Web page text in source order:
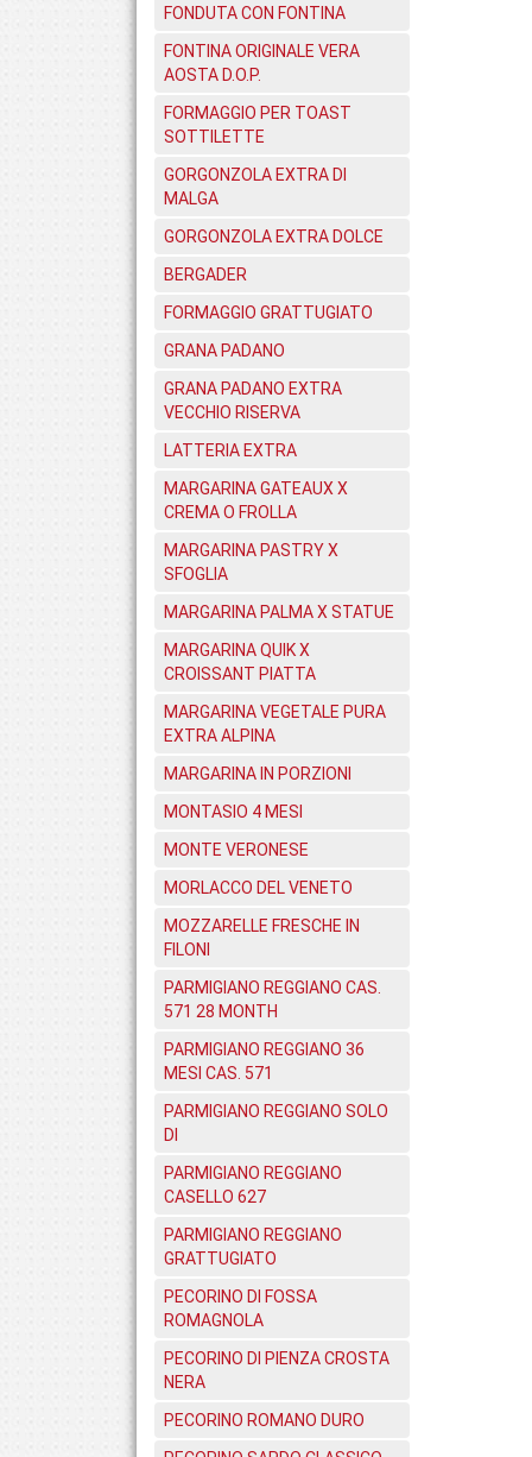
FONDUTA CON FONTINA
FONTINA ORIGINALE VERA
AOSTA D.O.P.
FORMAGGIO PER TOAST
SOTTILETTE
GORGONZOLA EXTRA DI
MALGA
GORGONZOLA EXTRA DOLCE
BERGADER
FORMAGGIO GRATTUGIATO
GRANA PADANO
GRANA PADANO EXTRA
VECCHIO RISERVA
LATTERIA EXTRA
MARGARINA GATEAUX X
CREMA O FROLLA
MARGARINA PASTRY X
SFOGLIA
MARGARINA PALMA X STATUE
MARGARINA QUIK X
CROISSANT PIATTA
MARGARINA VEGETALE PURA
EXTRA ALPINA
MARGARINA IN PORZIONI
MONTASIO 4 MESI
MONTE VERONESE
MORLACCO DEL VENETO
MOZZARELLE FRESCHE IN
FILONI
PARMIGIANO REGGIANO CAS.
571 28 MONTH
PARMIGIANO REGGIANO 36
MESI CAS. 571
PARMIGIANO REGGIANO SOLO
DI
PARMIGIANO REGGIANO
CASELLO 627
PARMIGIANO REGGIANO
GRATTUGIATO
PECORINO DI FOSSA
ROMAGNOLA
PECORINO DI PIENZA CROSTA
NERA
PECORINO ROMANO DURO